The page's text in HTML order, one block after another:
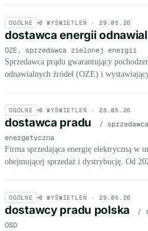
OGÓLNE 0 WYŚWIETLEŃ · 29.05.26
dostawca energii
OZE, sprzedawca zielonej energii
Sprzedawca prądu gwarantujący
odnawialnych źródeł (OZE) i
OGÓLNE 0 WYŚWIETLEŃ · 28.05.26
dostawca pradu
/
energetyczna
Firma sprzedająca energię elektryczną w
obejmującej sprzedaż i dystrybucję. Od
OGÓLNE 0 WYŚWIETLEŃ · 29.05.26
dostawcy pradu polska
/
OSD